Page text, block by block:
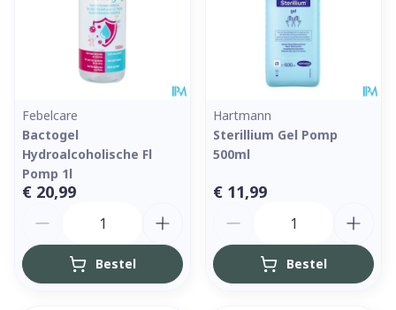
Febelcare
Bactogel
Hydroalcoholische Fl
Pomp 1l
€ 20,99
Bestel
Hartmann
Sterillium Gel Pomp
500ml
€ 11,99
Bestel